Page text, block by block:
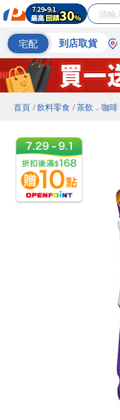
宅配 到店取貨
首頁 / 飲料零食 / 茶飲．咖啡